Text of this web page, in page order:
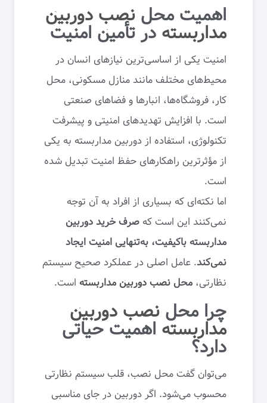
اهمیت محل نصب دوربین
مداربسته در تأمین امنیت
امنیت یکی از اساسی‌ترین نیازهای انسان در
محیط‌های مختلف مانند منازل مسکونی، محل
کار، فروشگاه‌ها، انبارها و فضاهای صنعتی
است. با افزایش تهدیدهای امنیتی و پیشرفت
تکنولوژی، استفاده از دوربین مداربسته به یکی
از مؤثرترین راهکارهای حفظ امنیت تبدیل شده
است.
اما نکته‌ای که بسیاری از افراد به آن توجه
نمی‌کنند این است که صرف خرید دوربین
مداربسته باکیفیت، به‌تنهایی امنیت ایجاد
نمی‌کند. عامل اصلی در عملکرد صحیح سیستم
نظارتی، محل نصب دوربین مداربسته است.
چرا محل نصب دوربین
مداربسته اهمیت حیاتی
دارد؟
می‌توان گفت محل نصب، قلب سیستم نظارتی
محسوب می‌شود. اگر دوربین در جای مناسبی